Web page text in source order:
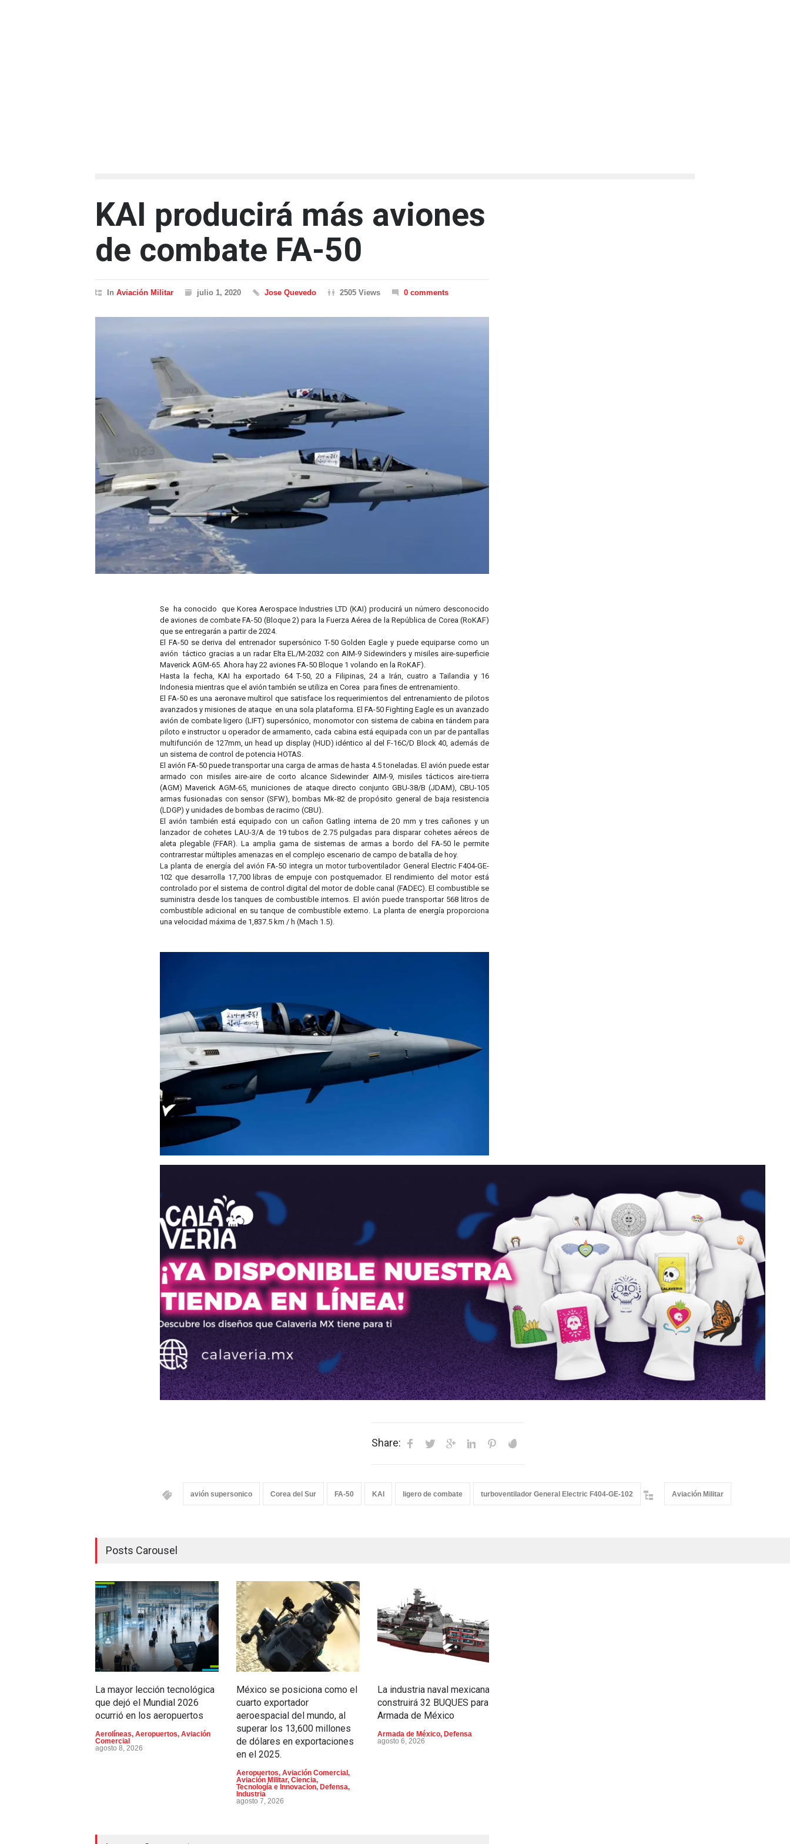
KAI producirá más aviones
de combate FA-50
In Aviación Militar julio 1, 2020 Jose Quevedo 2505 Views 0 comments
Se ha conocido que Korea Aerospace Industries LTD (KAI) producirá un número desconocido
de aviones de combate FA-50 (Bloque 2) para la Fuerza Aérea de la República de Corea (RoKAF)
que se entregarán a partir de 2024.
El FA-50 se deriva del entrenador supersónico T-50 Golden Eagle y puede equiparse como un
avión táctico gracias a un radar Elta EL/M-2032 con AIM-9 Sidewinders y misiles aire-superficie
Maverick AGM-65. Ahora hay 22 aviones FA-50 Bloque 1 volando en la RoKAF).
Hasta la fecha, KAI ha exportado 64 T-50, 20 a Filipinas, 24 a Irán, cuatro a Tailandia y 16
Indonesia mientras que el avión también se utiliza en Corea para fines de entrenamiento.
El FA-50 es una aeronave multirol que satisface los requerimientos del entrenamiento de pilotos
avanzados y misiones de ataque en una sola plataforma. El FA-50 Fighting Eagle es un avanzado
avión de combate ligero (LIFT) supersónico, monomotor con sistema de cabina en tándem para
piloto e instructor u operador de armamento, cada cabina está equipada con un par de pantallas
multifunción de 127mm, un head up display (HUD) idéntico al del F-16C/D Block 40, además de
un sistema de control de potencia HOTAS.
El avión FA-50 puede transportar una carga de armas de hasta 4.5 toneladas. El avión puede estar
armado con misiles aire-aire de corto alcance Sidewinder AIM-9, misiles tácticos aire-tierra
(AGM) Maverick AGM-65, municiones de ataque directo conjunto GBU-38/B (JDAM), CBU-105
armas fusionadas con sensor (SFW), bombas Mk-82 de propósito general de baja resistencia
(LDGP) y unidades de bombas de racimo (CBU).
El avión también está equipado con un cañon Gatling interna de 20 mm y tres cañones y un
lanzador de cohetes LAU-3/A de 19 tubos de 2.75 pulgadas para disparar cohetes aéreos de
aleta plegable (FFAR). La amplia gama de sistemas de armas a bordo del FA-50 le permite
contrarrestar múltiples amenazas en el complejo escenario de campo de batalla de hoy.
La planta de energía del avión FA-50 integra un motor turboventilador General Electric F404-GE-
102 que desarrolla 17,700 libras de empuje con postquemador. El rendimiento del motor está
controlado por el sistema de control digital del motor de doble canal (FADEC). El combustible se
suministra desde los tanques de combustible internos. El avión puede transportar 568 litros de
combustible adicional en su tanque de combustible externo. La planta de energía proporciona
una velocidad máxima de 1,837.5 km / h (Mach 1.5).
Share:
avión supersonico Corea del Sur FA-50 KAI ligero de combate turboventilador General Electric F404-GE-102 Aviación Militar
Posts Carousel
La mayor lección tecnológica
que dejó el Mundial 2026
ocurrió en los aeropuertos
Aerolíneas, Aeropuertos, Aviación
Comercial
agosto 8, 2026
México se posiciona como el
cuarto exportador
aeroespacial del mundo, al
superar los 13,600 millones
de dólares en exportaciones
en el 2025.
Aeropuertos, Aviación Comercial,
Aviación Militar, Ciencia,
Tecnología e Innovacion, Defensa,
Industria
agosto 7, 2026
La industria naval mexicana
construirá 32 BUQUES para la
Armada de México
Armada de México, Defensa
agosto 6, 2026